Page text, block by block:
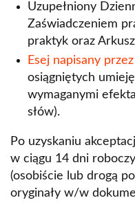
Uzupełniony
Zaświadczeniem
praktyk oraz
Esej napisany
osiągniętych
wymaganymi
słów).
Po uzyskaniu
w ciągu 14 dni
(osobiście lub drogą
oryginały w/w